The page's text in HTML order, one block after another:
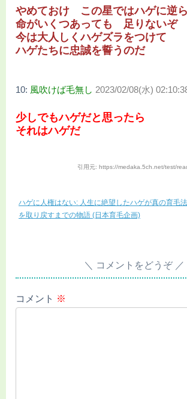
やめておけ この星ではハゲに逆
命がいくつあっても 足りないぞ
今は大人しくハゲズラをつけて
ハゲたちに忠誠を誓うのだ
10: 風吹けば毛無し 2023/02/08(水)
少しでもハゲだと思ったら
それはハゲだ
引用元: https://medaka.5ch.net/test/
ハゲに人権はない: 人生に絶望したハゲが真の育毛
を取り戻すまでの物語 (日本育毛企画)
コメントをどうぞ
コメント ※